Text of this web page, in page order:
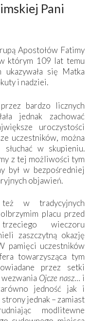
Pani
Apostołów Fatimy
którym 109 lat temu
się Matka
i nadziei.
bardzo licznych
jednak zachować
uroczystości
uczestników, można
w skupieniu.
z tej możliwości tym
był w bezpośredniej
objawień.
też w tradycyjnych
placu przed
wieczoru
zaszczytną okazję
pamięci uczestników
towarzysząca tym
przez setki
Ojcze nasz… i
jedność jak i
jednak – zamiast
modlitewne